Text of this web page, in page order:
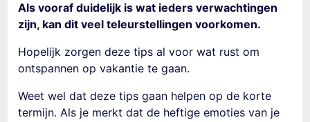
Als vooraf duidelijk is wat ieders verwachtingen
zijn, kan dit veel teleurstellingen voorkomen.
Hopelijk zorgen deze tips al voor wat rust om
ontspannen op vakantie te gaan.
Weet wel dat deze tips gaan helpen op de korte
termijn. Als je merkt dat de heftige emoties van je